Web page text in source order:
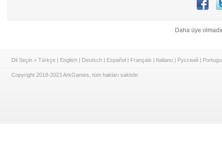
Daha üye
Dil Seçin > Türkçe | English | Deutsch | Español | Français | Italiano | Русский |
Copyright 2018-2023 ArkGames, tüm hakları saklıdır.